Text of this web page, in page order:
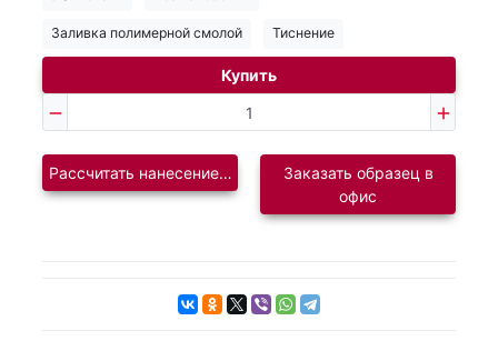
Заливка полимерной смолой Тиснение
Купить
Рассчитать нанесение логотипаЗаказать образец в
офис